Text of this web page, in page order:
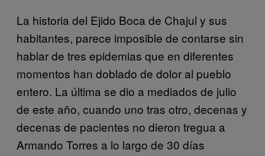
La historia del Ejido Boca de Chajul y sus
habitantes, parece imposible de contarse sin
hablar de tres epidemias que en diferentes
momentos han doblado de dolor al pueblo
entero. La última se dio a mediados de julio
de este año, cuando uno tras otro, decenas y
decenas de pacientes no dieron tregua a
Armando Torres a lo largo de 30 días